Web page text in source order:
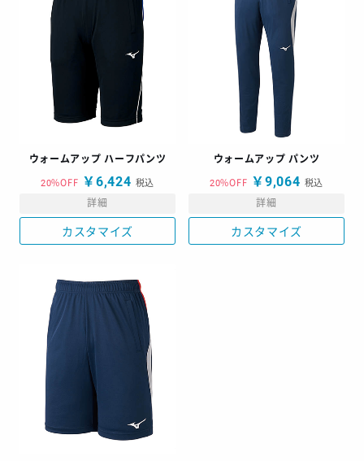
ウォームアップ ハーフパンツ
20%OFF ￥6,424 税込
詳細
カスタマイズ
ウォームアップ パンツ
20%OFF ￥9,064 税込
詳細
カスタマイズ